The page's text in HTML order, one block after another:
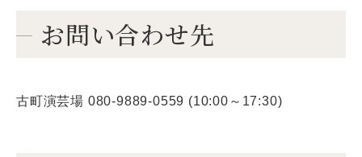
お問い合わせ先
古町演芸場 080-9889-0559 (10:00～17:30)